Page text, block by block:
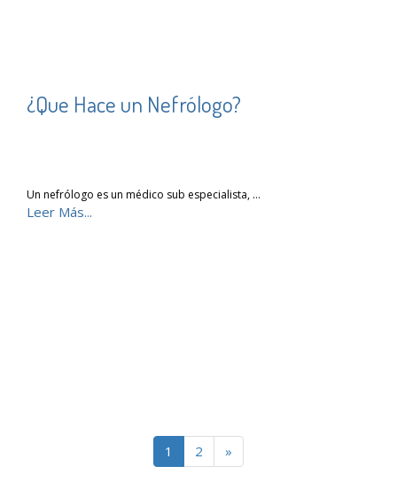
¿Que Hace un Nefrólogo?
Un nefrólogo es un médico sub especialista, …
Leer Más...
1 2 »